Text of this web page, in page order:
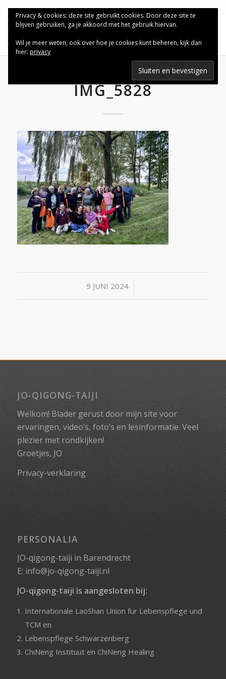
IMG_5828
9 JUNI 2024
/
JO-QIGONG-TAIJI
Welkom! Blader gerust door mijn site voor
ervaringen, video’s, foto’s en lesinformatie. Veel
plezier met rondkijken!
Groetjes, JO
Privacy-verklaring
PERSONALIA
JO-qigong-taiji in Barendrecht
E: info@jo-qigong-taiji.nl
JO-qigong-taiji is aangesloten bij:
Internationale LaoShan Union für Lebenspflege und
TCM en
Lebenspflege Schwarzenberg
ChiNeng Instituuten ChiNeng Healing
Privacy & cookies: deze site gebruikt cookies. Door deze site te
blijven gebruiken, ga je akkoord met het gebruik hiervan.
Wil je meer weten, ook over hoe je cookies kunt beheren, kijk dan
hier: privacy